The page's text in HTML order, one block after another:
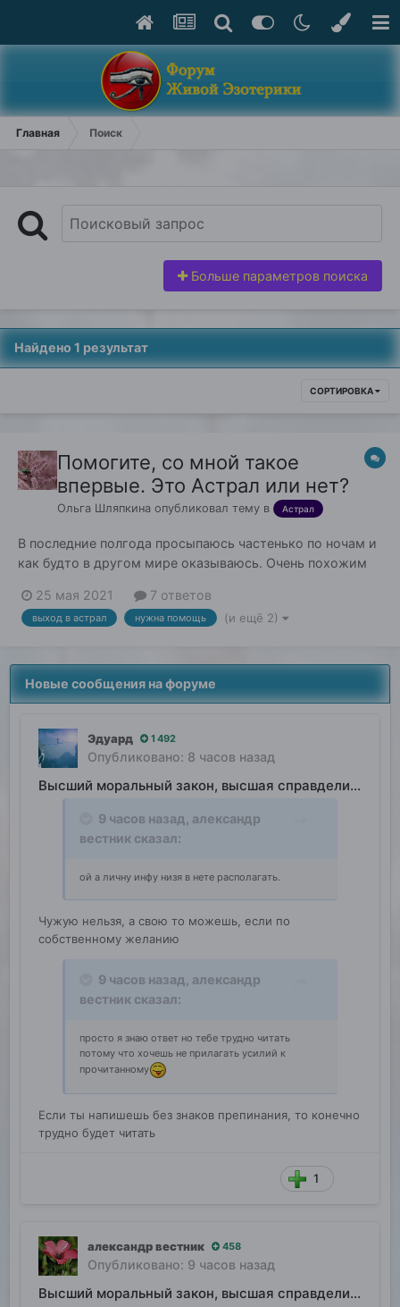
Главная Поиск
Больше параметров поиска
Найдено 1 результат
СОРТИРОВКА
Помогите, со мной такое
впервые. Это Астрал или нет?
Ольга Шляпкина опубликовал тему в Астрал
В последние полгода просыпаюсь частенько по ночам и
как будто в другом мире оказываюсь. Очень похожим
приходит. В первые секунды кажется, что все ок, я
просто дома, ну проснулась средь ночи, надо дальше
25 мая 2021 7 ответов
выход в астрал нужна помощь (и ещё 2)
Новые сообщения на форуме
Эдуард 1 492
Опубликовано: 8 часов назад
Высший моральный закон, высшая справделивость
9 часов назад, александр
вестник сказал:
ой а личну инфу низя в нете располагать.
Чужую нельзя, а свою то можешь, если по
собственному желанию
9 часов назад, александр
вестник сказал:
просто я знаю ответ но тебе трудно читать
потому что хочешь не прилагать усилий к
прочитанному
Если ты напишешь без знаков препинания, то конечно
трудно будет читать
1
александр вестник 458
Опубликовано: 9 часов назад
Высший моральный закон, высшая справделивость